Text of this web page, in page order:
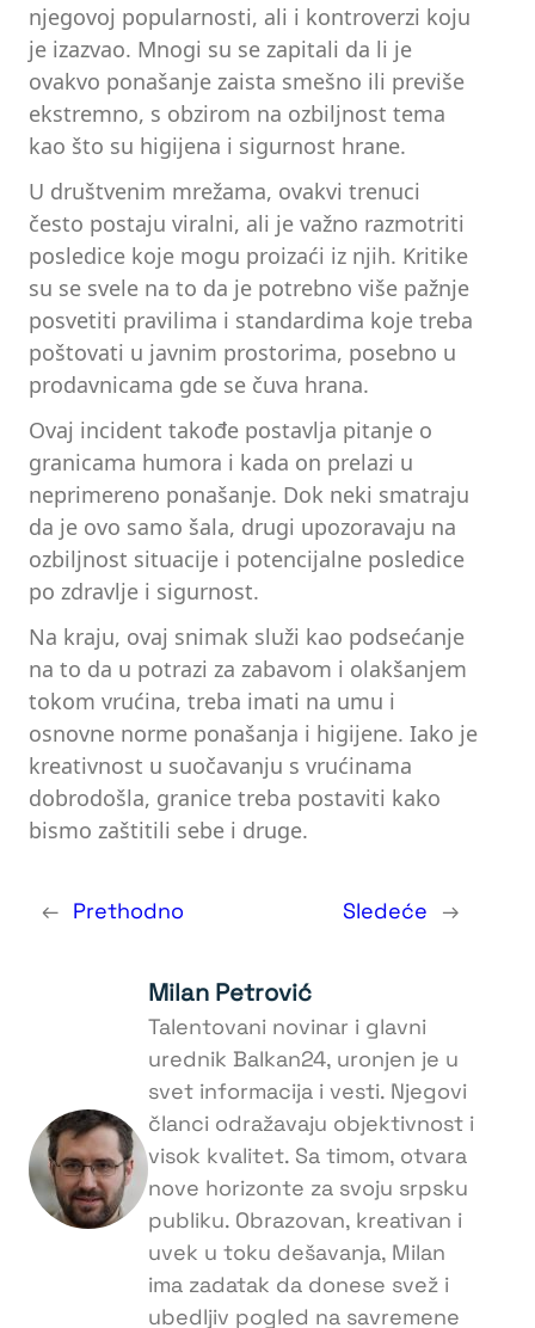
njegovoj popularnosti, ali i kontroverzi koju
je izazvao. Mnogi su se zapitali da li je
ovakvo ponašanje zaista smešno ili previše
ekstremno, s obzirom na ozbiljnost tema
kao što su higijena i sigurnost hrane.
U društvenim mrežama, ovakvi trenuci
često postaju viralni, ali je važno razmotriti
posledice koje mogu proizaći iz njih. Kritike
su se svele na to da je potrebno više pažnje
posvetiti pravilima i standardima koje treba
poštovati u javnim prostorima, posebno u
prodavnicama gde se čuva hrana.
Ovaj incident takođe postavlja pitanje o
granicama humora i kada on prelazi u
neprimereno ponašanje. Dok neki smatraju
da je ovo samo šala, drugi upozoravaju na
ozbiljnost situacije i potencijalne posledice
po zdravlje i sigurnost.
Na kraju, ovaj snimak služi kao podsećanje
na to da u potrazi za zabavom i olakšanjem
tokom vrućina, treba imati na umu i
osnovne norme ponašanja i higijene. Iako je
kreativnost u suočavanju s vrućinama
dobrodošla, granice treba postaviti kako
bismo zaštitili sebe i druge.
← Prethodno Sledeće →
Milan Petrović
Talentovani novinar i glavni
urednik Balkan24, uronjen je u
svet informacija i vesti. Njegovi
članci odražavaju objektivnost i
visok kvalitet. Sa timom, otvara
nove horizonte za svoju srpsku
publiku. Obrazovan, kreativan i
uvek u toku dešavanja, Milan
ima zadatak da donese svež i
ubedljiv pogled na savremene